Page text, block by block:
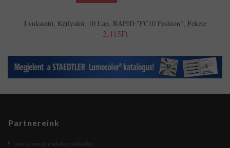
Lyukasztó, Kétlyukú, 10 Lap, RAPID "FC10 Fashion", Fekete
2,415Ft
Partnereink
kecskemetirodatechnika.hu